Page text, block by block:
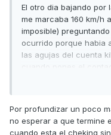
El otro dia bajando
me marcaba 160 km/h
imposible)
ocurrido porque habia
las agujas del cuenta
cuando pones el
Por si alguno le ha
Un saludo.
Por profundizar un poco
no esperar a que termine
cuando esta el cheking